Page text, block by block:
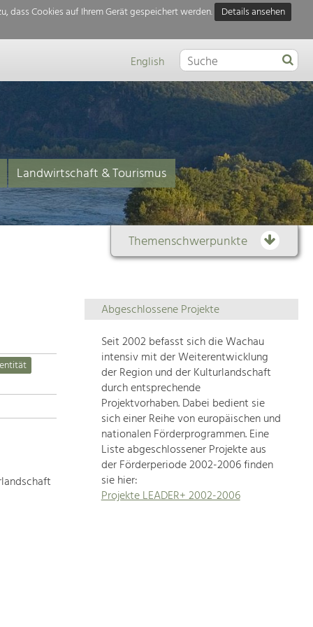
dass Cookies auf Ihrem Gerät gespeichert werden.
Details ansehen
English
Landwirtschaft & Tourismus
Themenschwerpunkte
Themenübersicht
Die
Regionalentwicklung
in
unserer
Region
ist
sehr
vielfältig.
Deshalb
geben
wir
hier
Abgeschlossene Projekte
Seit 2002 befasst sich die Wachau
intensiv mit der Weiterentwicklung
der Region und der Kulturlandschaft
durch entsprechende
Projektvorhaben. Dabei bedient sie
sich einer Reihe von europäischen und
nationalen Förderprogrammen. Eine
Liste abgeschlossener Projekte aus
der Förderperiode 2002-2006 finden
sie hier:
Projekte LEADER+ 2002-2006